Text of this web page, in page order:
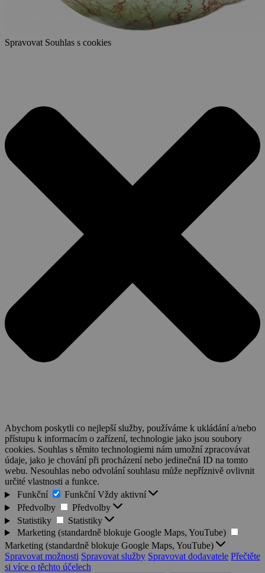
Spravovat Souhlas s cookies
Abychom poskytli co nejlepší služby, používáme k ukládání a/nebo
přístupu k informacím o zařízení, technologie jako jsou soubory
cookies. Souhlas s těmito technologiemi nám umožní zpracovávat
údaje, jako je chování při procházení nebo jedinečná ID na tomto
webu. Nesouhlas nebo odvolání souhlasu může nepříznivě ovlivnit
určité vlastnosti a funkce.
Funkční
FunkčníVždy aktivní
Předvolby
Předvolby
Statistiky
Statistiky
Marketing (standardně blokuje Google Maps, YouTube)
Marketing (standardně blokuje Google Maps, YouTube)
Spravovat možnosti Spravovat služby Spravovat dodavatele Přečtěte
si více o těchto účelech